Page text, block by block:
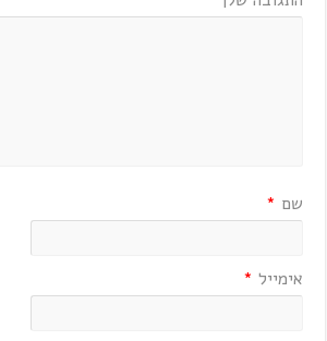
שם *
אימייל *